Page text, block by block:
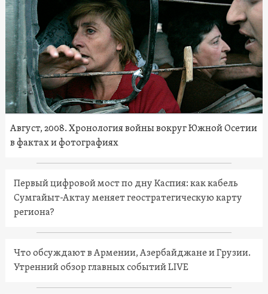
Август, 2008. Хронология войны вокруг Южной Осетии
в фактах и фотографиях
Первый цифровой мост по дну Каспия: как кабель
Сумгайыт-Актау меняет геостратегическую карту
региона?
Что обсуждают в Армении, Азербайджане и Грузии.
Утренний обзор главных событий LIVE